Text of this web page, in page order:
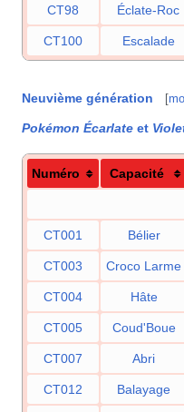
CT98 Éclate-Roc
CT100 Escalade
Neuvième génération [
Pokémon Écarlate et
Numéro Capacité
CT001 Bélier
CT003 Croco Larme
CT004 Hâte
CT005 Coud'Boue
CT007 Abri
CT012 Balayage